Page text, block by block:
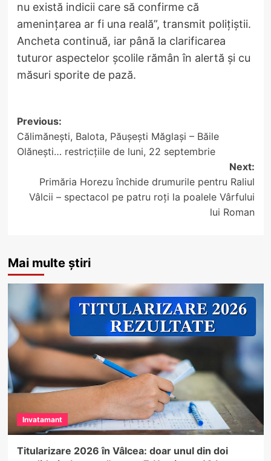
nu există indicii care să confirme că
amenințarea ar fi una reală”, transmit polițiștii.
Ancheta continuă, iar până la clarificarea
tuturor aspectelor școlile rămân în alertă şi cu
măsuri sporite de pază.
Post
navigation
Previous:
Călimănești, Balota, Păușești Măglași – Băile
Olănești… restricțiile de luni, 22 septembrie
Next:
Primăria Horezu închide drumurile pentru Raliul
Vâlcii – spectacol pe patru roți la poalele Vârfului
lui Roman
Mai multe știri
Invatamant
Titularizare 2026 în Vâlcea: doar unul din doi